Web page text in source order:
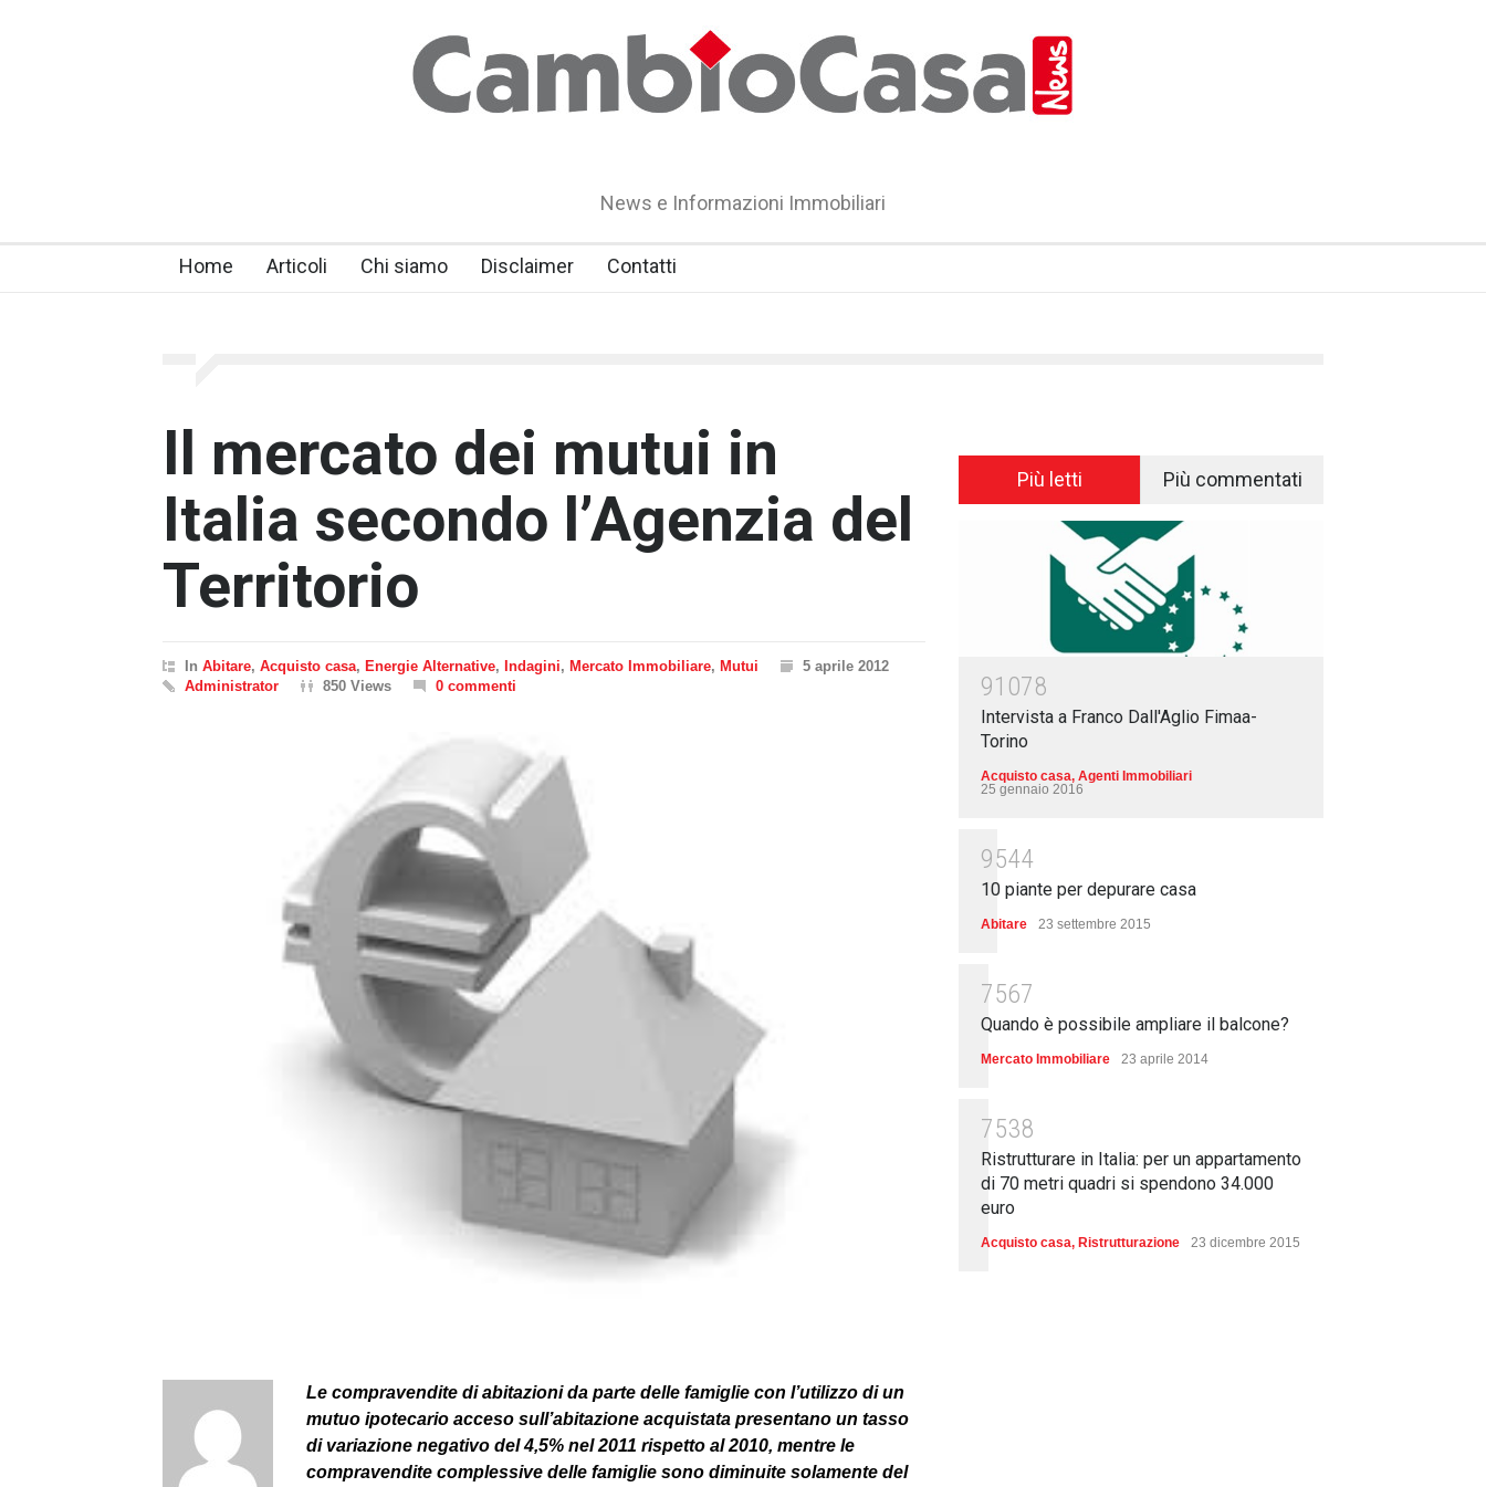
News e Informazioni Immobiliari
Home Articoli Chi siamo Disclaimer Contatti
Il mercato dei mutui in
Italia secondo l’Agenzia del
Territorio
In Abitare, Acquisto casa, Energie Alternative, Indagini, Mercato Immobiliare, Mutui
5 aprile 2012
Administrator
850 Views 0 commenti
Le compravendite di abitazioni da parte delle famiglie con l’utilizzo di un
mutuo ipotecario acceso sull’abitazione acquistata presentano un tasso
di variazione negativo del 4,5% nel 2011 rispetto al 2010, mentre le
compravendite complessive delle famiglie sono diminuite solamente del
Più letti Più commentati
91078
Intervista a Franco Dall'Aglio Fimaa-
Torino
Acquisto casa, Agenti Immobiliari
25 gennaio 2016
9544
10 piante per depurare casa
Abitare 23 settembre 2015
7567
Quando è possibile ampliare il balcone?
Mercato Immobiliare 23 aprile 2014
7538
Ristrutturare in Italia: per un appartamento
di 70 metri quadri si spendono 34.000
euro
Acquisto casa, Ristrutturazione 23 dicembre 2015